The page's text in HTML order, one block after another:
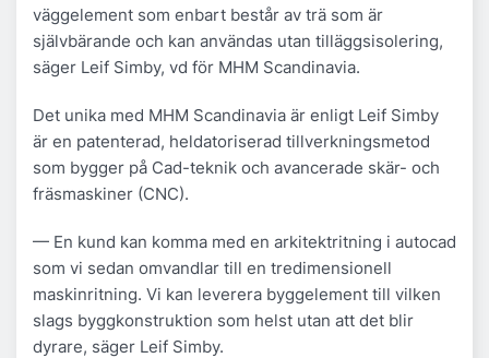
väggelement som enbart består av trä som är
självbärande och kan användas utan tilläggsisolering,
säger Leif Simby, vd för MHM Scandinavia.
Det unika med MHM Scandinavia är enligt Leif Simby
är en patenterad, heldatoriserad tillverkningsmetod
som bygger på Cad-teknik och avancerade skär- och
fräsmaskiner (CNC).
— En kund kan komma med en arkitektritning i autocad
som vi sedan omvandlar till en tredimensionell
maskinritning. Vi kan leverera byggelement till vilken
slags byggkonstruktion som helst utan att det blir
dyrare, säger Leif Simby.